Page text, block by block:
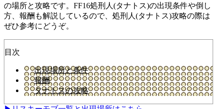
の場所と攻略です。FF16処刑人(タナトス)の出現条件や倒し
方、報酬も解説しているので、処刑人(タナトス)攻略の際は
ぜひ参考にどうぞ。
目次
出現場所と条件
報酬
タナトスの攻略